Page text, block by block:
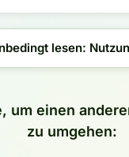
lesen:
um einen
zu umgehen: